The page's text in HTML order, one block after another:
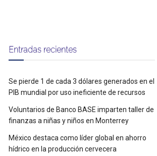
Entradas recientes
Se pierde 1 de cada 3 dólares generados en el
PIB mundial por uso ineficiente de recursos
Voluntarios de Banco BASE imparten taller de
finanzas a niñas y niños en Monterrey
México destaca como líder global en ahorro
hídrico en la producción cervecera